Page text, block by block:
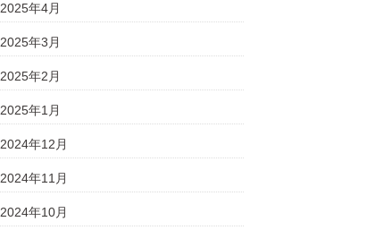
2025年4月
2025年3月
2025年2月
2025年1月
2024年12月
2024年11月
2024年10月